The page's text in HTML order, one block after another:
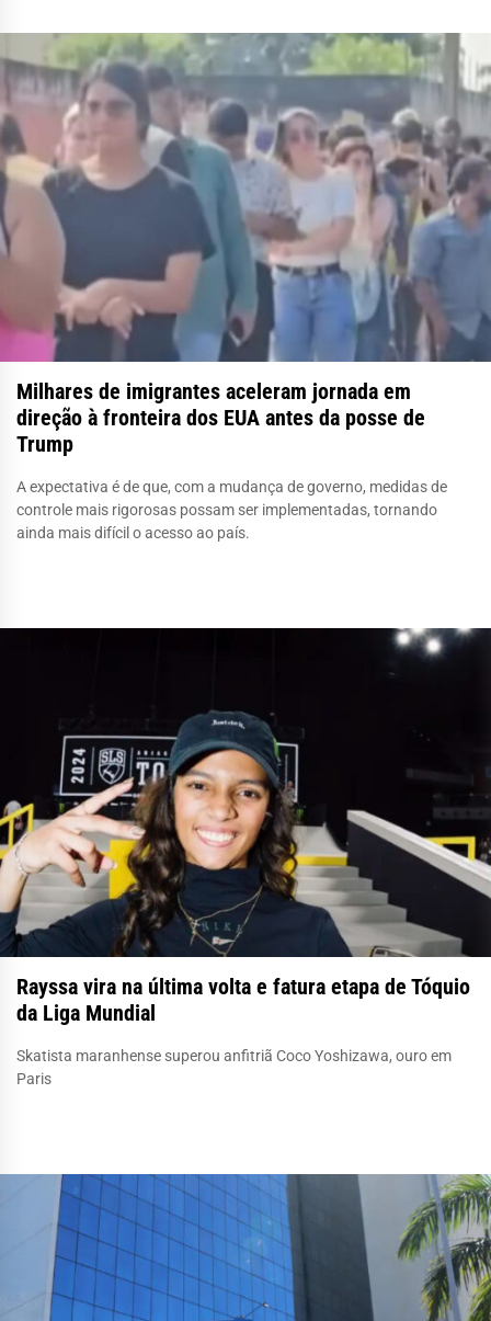
Milhares de imigrantes aceleram jornada em
direção à fronteira dos EUA antes da posse de
Trump
A expectativa é de que, com a mudança de governo, medidas de
controle mais rigorosas possam ser implementadas, tornando
ainda mais difícil o acesso ao país.
Rayssa vira na última volta e fatura etapa de Tóquio
da Liga Mundial
Skatista maranhense superou anfitriã Coco Yoshizawa, ouro em
Paris